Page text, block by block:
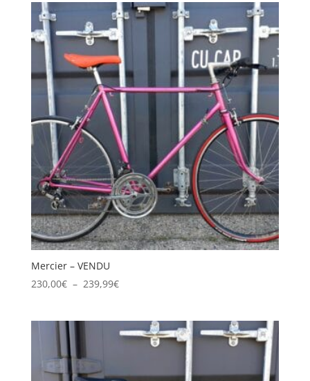
220,00€
à
229,99€
Mercier – VENDU
230,00€ – 239,99€Plage
230,00€